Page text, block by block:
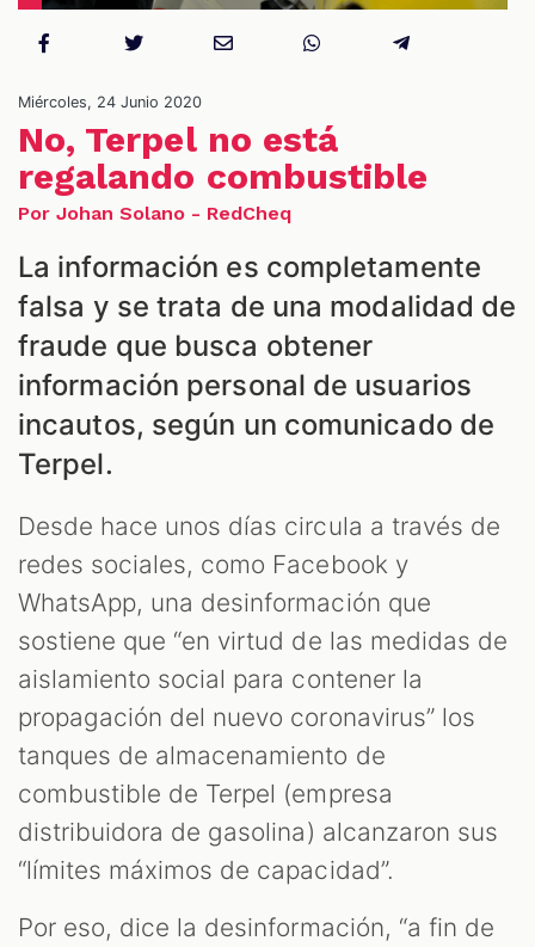
Miércoles, 24 Junio 2020
No, Terpel no está
regalando combustible
Por Johan Solano - RedCheq
La información es completamente
falsa y se trata de una modalidad de
fraude que busca obtener
información personal de usuarios
incautos, según un comunicado de
Terpel.
Desde hace unos días circula a través de
redes sociales, como Facebook y
WhatsApp, una desinformación que
sostiene que “en virtud de las medidas de
aislamiento social para contener la
propagación del nuevo coronavirus” los
tanques de almacenamiento de
combustible de Terpel (empresa
distribuidora de gasolina) alcanzaron sus
“límites máximos de capacidad”.
Por eso, dice la desinformación, “a fin de